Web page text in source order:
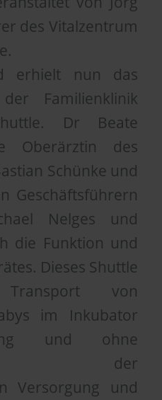
des Vitalzentrum
erhielt nun das
Familienklinik
Dr Beate
Oberärztin des
Schünke und
Geschäftsführern
Nelges und
die Funktion und
Dieses Shuttle
von
im Inkubator
und ohne
der
Versorgung und